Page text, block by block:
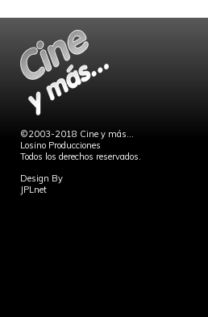
©2003-2018 Cine y más...
Losino Producciones
Todos los derechos reservados.
Design By
JPLnet